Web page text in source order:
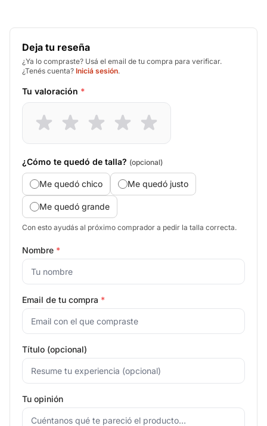
Deja tu reseña
¿Ya lo compraste? Usá el email de tu compra para verificar.
¿Tenés cuenta? Iniciá sesión.
Tu valoración *
¿Cómo te quedó de talla? (opcional)
Me quedó chico Me quedó justo
Me quedó grande
Con esto ayudás al próximo comprador a pedir la talla correcta.
Nombre *
Email de tu compra *
Título (opcional)
Tu opinión